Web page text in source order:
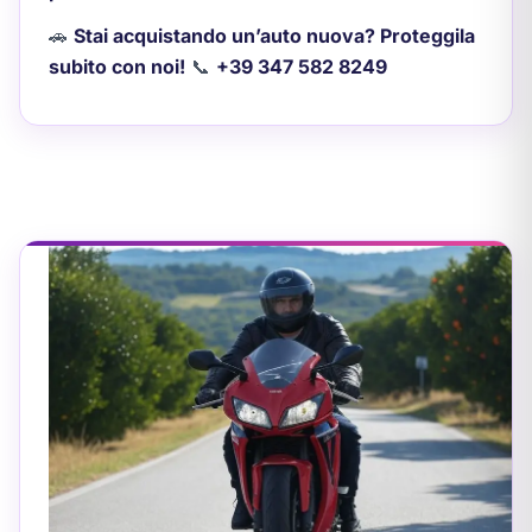
🚗 Stai acquistando un’auto nuova? Proteggila
subito con noi! 📞 +39 347 582 8249